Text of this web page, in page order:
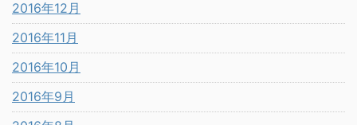
2016年12月
2016年11月
2016年10月
2016年9月